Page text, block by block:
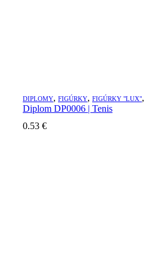
DIPLOMY, FIGÚRKY, FIGÚRKY "LUX",
Diplom DP0006 | Tenis
0.53 €